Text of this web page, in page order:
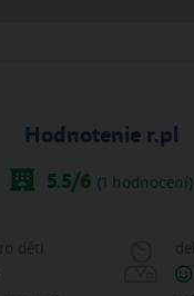
Hodnotenie r.pl
5.5/6 (1 hodnocení)